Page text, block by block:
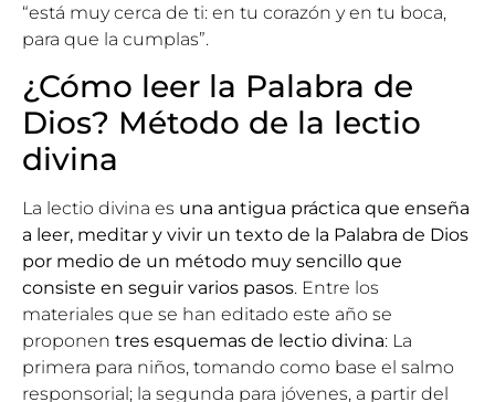
“está muy cerca de ti: en tu corazón y en tu boca,
para que la cumplas”.
¿Cómo leer la Palabra de
Dios? Método de la lectio
divina
La lectio divina es una antigua práctica que enseña
a leer, meditar y vivir un texto de la Palabra de Dios
por medio de un método muy sencillo que
consiste en seguir varios pasos. Entre los
materiales que se han editado este año se
proponen tres esquemas de lectio divina: La
primera para niños, tomando como base el salmo
responsorial; la segunda para jóvenes, a partir del